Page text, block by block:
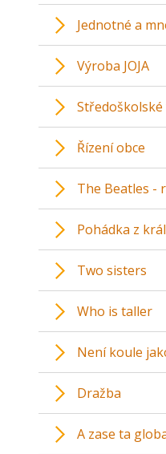
Jednotné a
Výroba JOJA
Středoškolské
Řízení obce
The Beatles -
Pohádka z
Two sisters
Who is taller
Není koule
Dražba
A zase ta